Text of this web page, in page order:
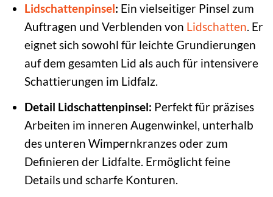
Lidschattenpinsel: Ein vielseitiger Pinsel zum
Auftragen und Verblenden von Lidschatten. Er
eignet sich sowohl für leichte Grundierungen
auf dem gesamten Lid als auch für intensivere
Schattierungen im Lidfalz.
Detail Lidschattenpinsel: Perfekt für präzises
Arbeiten im inneren Augenwinkel, unterhalb
des unteren Wimpernkranzes oder zum
Definieren der Lidfalte. Ermöglicht feine
Details und scharfe Konturen.